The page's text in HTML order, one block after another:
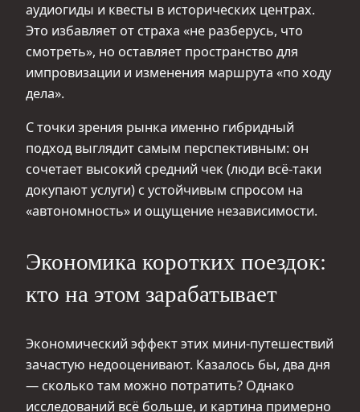
аудиогиды и квесты в исторических центрах.
Это избавляет от страха «не разберусь, что
смотреть», но оставляет пространство для
импровизации и изменения маршрута «по ходу
дела».
С точки зрения рынка именно гибридный
подход выглядит самым перспективным: он
сочетает высокий средний чек (люди всё-таки
докупают услуги) с устойчивым спросом на
«автономность» и ощущение независимости.
Экономика коротких поездок:
кто на этом зарабатывает
Экономический эффект этих мини-путешествий
зачастую недооценивают. Казалось бы, два дня
— сколько там можно потратить? Однако
исследований всё больше, и картина примерно